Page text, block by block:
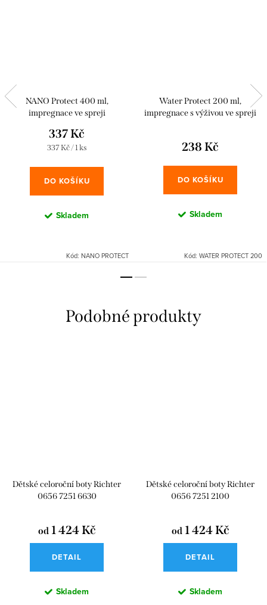
NANO Protect 400 ml,
impregnace ve spreji
337 Kč
Měrná
337 Kč / 1 ks
DO KOŠÍKU
Skladem
Kód: NANO PROTECT
Water Protect 200 ml,
impregnace s výživou ve spreji
238 Kč
DO KOŠÍKU
Skladem
Kód: WATER PROTECT 200
Dětské celoroční boty Richter
0656 7251 6630
od1 424 Kč
DETAIL
Skladem
Dětské celoroční boty Richter
0656 7251 2100
od1 424 Kč
DETAIL
Skladem